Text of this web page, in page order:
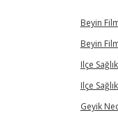
Beyin
Beyin
Ilçe
Ilçe
Geyik